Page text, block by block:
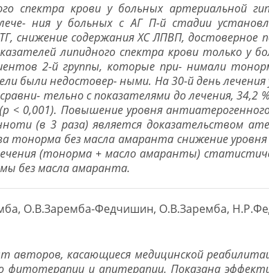
спектра крови у больных артериальной
ния у больных с АГ П-й стадии
снижение содержания ХС ЛПВП,
липидного спектра крови только у
2-й группы, которые при- нимали
были недостовер- ными. На 30-й день
тельно с показателями до лечения, 34,2
< 0,001). Повышение уровня
(в 3 раза) является доказательством
тонорма без масла амаранта снижение
(тонорма + масло амаранты)
без масла амаранта.
О.В.Заремба-Федчишин, О.В.Заремба,
касающиеся медицинской
фитотерапии и апитерапии. Показана